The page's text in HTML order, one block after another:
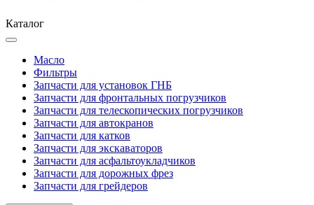
Каталог
Масло
Фильтры
Запчасти для установок ГНБ
Запчасти для фронтальных погрузчиков
Запчасти для телескопических погрузчиков
Запчасти для автокранов
Запчасти для катков
Запчасти для экскаваторов
Запчасти для асфальтоукладчиков
Запчасти для дорожных фрез
Запчасти для грейдеров